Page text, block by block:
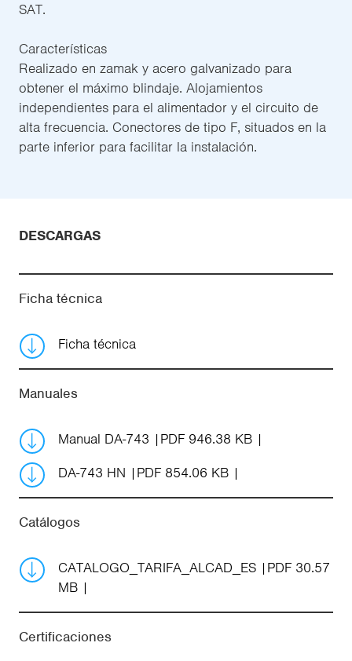
SAT.
Características
Realizado en zamak y acero galvanizado para
obtener el máximo blindaje. Alojamientos
independientes para el alimentador y el circuito de
alta frecuencia. Conectores de tipo F, situados en la
parte inferior para facilitar la instalación.
DESCARGAS
Ficha técnica
Ficha técnica
Manuales
Manual DA-743
PDF 946.38 KB
DA-743 HN
PDF 854.06 KB
Catálogos
CATALOGO_TARIFA_ALCAD_ES
PDF 30.57
MB
Certificaciones